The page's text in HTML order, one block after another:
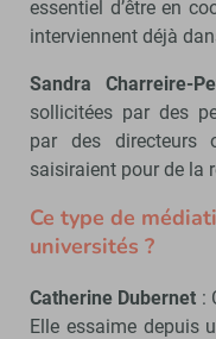
essentiel d’être en
interviennent déjà
Sandra Charreire-
sollicitées par des
par des directeurs
saisiraient pour de la
Ce type de
universités ?
Catherine Dubernet :
Elle essaime depuis